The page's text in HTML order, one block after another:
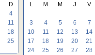
D
4
11
18
25
L M M J V
3 4 5 6
7
10
11 12 13
14
17
18 19 20
21
24
25 26 27
28